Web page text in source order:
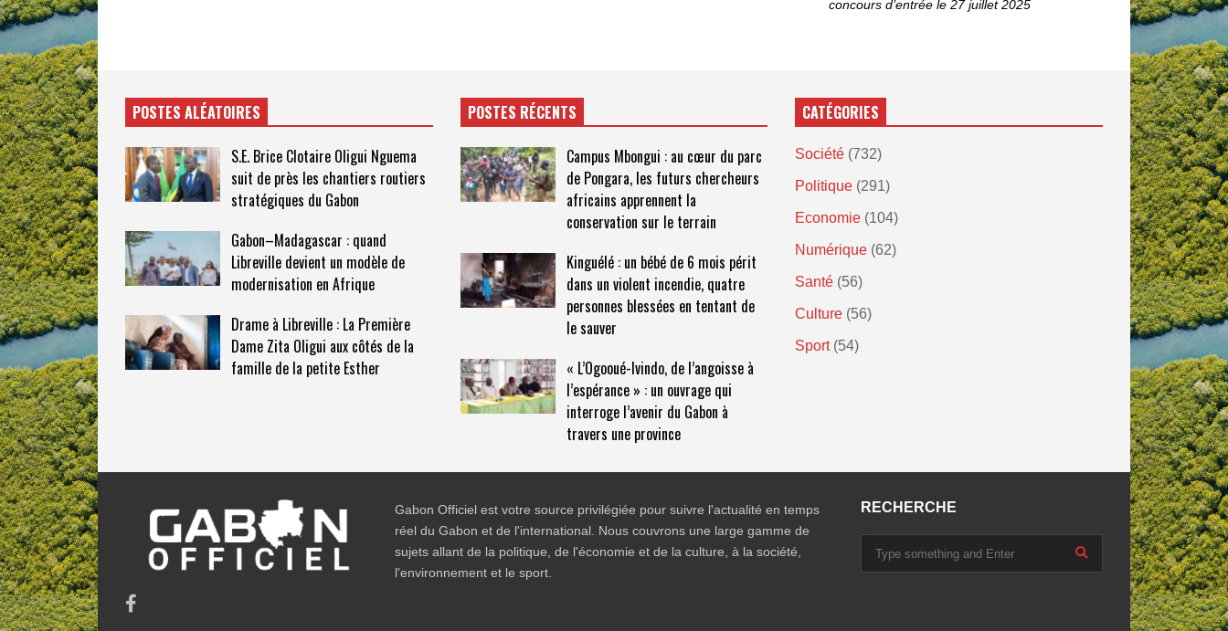
concours d’entrée le 27 juillet 2025
POSTES ALÉATOIRES
S.E. Brice Clotaire Oligui Nguema
suit de près les chantiers routiers
stratégiques du Gabon
Gabon–Madagascar : quand
Libreville devient un modèle de
modernisation en Afrique
Drame à Libreville : La Première
Dame Zita Oligui aux côtés de la
famille de la petite Esther
POSTES RÉCENTS
Campus Mbongui : au cœur du parc
de Pongara, les futurs chercheurs
africains apprennent la
conservation sur le terrain
Kinguélé : un bébé de 6 mois périt
dans un violent incendie, quatre
personnes blessées en tentant de
le sauver
« L’Ogooué-Ivindo, de l’angoisse à
l’espérance » : un ouvrage qui
interroge l’avenir du Gabon à
travers une province
CATÉGORIES
Société (732)
Politique (291)
Economie (104)
Numérique (62)
Santé (56)
Culture (56)
Sport (54)
Gabon Officiel est votre source privilégiée pour suivre l'actualité en temps
réel du Gabon et de l'international. Nous couvrons une large gamme de
sujets allant de la politique, de l'économie et de la culture, à la société,
l'environnement et le sport.
RECHERCHE